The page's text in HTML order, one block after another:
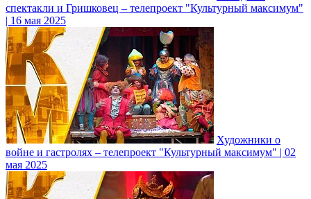
спектакли и Гришковец – телепроект "Культурный максимум"
| 16 мая 2025
Художники о
войне и гастролях – телепроект "Культурный максимум" | 02
мая 2025